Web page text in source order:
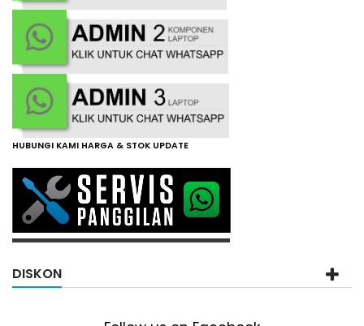
HUBUNGI KAMI HARGA & STOK UPDATE
DISKON